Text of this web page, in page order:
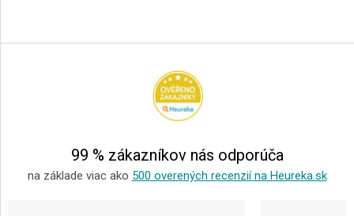
á
99 % zákazníkov nás odporúča
na základe viac ako 500 overených recenzií na Heureka.sk